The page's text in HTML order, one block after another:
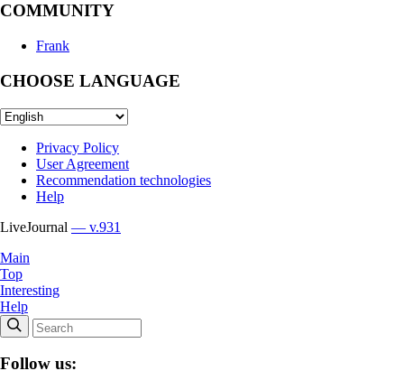
COMMUNITY
Frank
CHOOSE LANGUAGE
Privacy Policy
User Agreement
Recommendation technologies
Help
LiveJournal — v.931
Main
Top
Interesting
Help
Follow us: